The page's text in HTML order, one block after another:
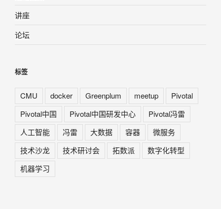
讲座
论坛
标签
CMU docker Greenplum meetup
Pivotal
Pivotal中国
Pivotal中国研发中心
Pivotal冯雷
人工智能
冯雷 大数据 容器
微服务
技术沙龙
技术研讨会 拓数派
数字化转型
机器学习